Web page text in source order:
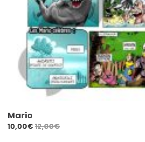
Mario
10,00€12,00€